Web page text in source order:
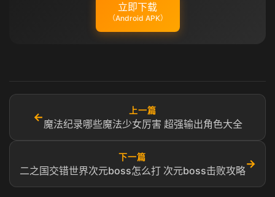
立即下载
（Android APK）
←
上一篇
魔法纪录哪些魔法少女厉害 超强输出角色大全
下一篇
二之国交错世界次元boss怎么打 次元boss击败攻略
→